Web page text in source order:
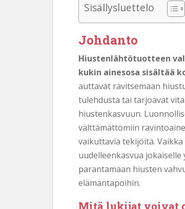
Sisällysluettelo
Johdanto
Hiustenlähtötuotteen
kukin ainesosa sisältää
auttavat ravitsemaan
tulehdusta tai tarjoavat
hiustenkasvuun.
välttämättömiin
vaikuttavia tekijöitä.
uudelleenkasvua
parantamaan hiusten
elämäntapoihin.
Mitä lukijat voivat